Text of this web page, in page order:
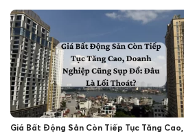
Giá Bất Động Sản Còn Tiếp Tục Tăng Cao,